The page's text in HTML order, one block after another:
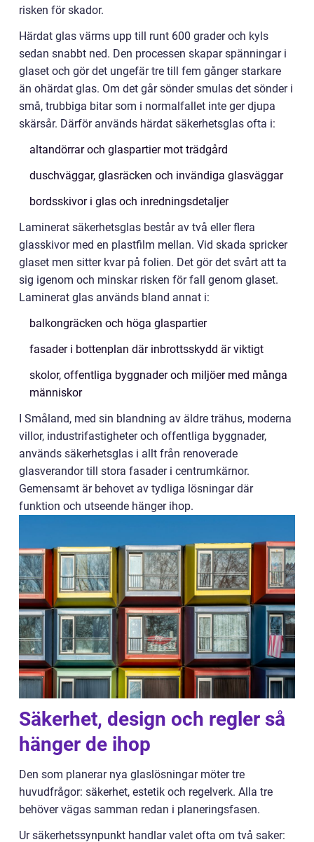
risken för skador.
Härdat glas värms upp till runt 600 grader och kyls
sedan snabbt ned. Den processen skapar spänningar i
glaset och gör det ungefär tre till fem gånger starkare
än ohärdat glas. Om det går sönder smulas det sönder i
små, trubbiga bitar som i normalfallet inte ger djupa
skärsår. Därför används härdat säkerhetsglas ofta i:
altandörrar och glaspartier mot trädgård
duschväggar, glasräcken och invändiga glasväggar
bordsskivor i glas och inredningsdetaljer
Laminerat säkerhetsglas består av två eller flera
glasskivor med en plastfilm mellan. Vid skada spricker
glaset men sitter kvar på folien. Det gör det svårt att ta
sig igenom och minskar risken för fall genom glaset.
Laminerat glas används bland annat i:
balkongräcken och höga glaspartier
fasader i bottenplan där inbrottsskydd är viktigt
skolor, offentliga byggnader och miljöer med många
människor
I Småland, med sin blandning av äldre trähus, moderna
villor, industrifastigheter och offentliga byggnader,
används säkerhetsglas i allt från renoverade
glasverandor till stora fasader i centrumkärnor.
Gemensamt är behovet av tydliga lösningar där
funktion och utseende hänger ihop.
Säkerhet, design och regler så
hänger de ihop
Den som planerar nya glaslösningar möter tre
huvudfrågor: säkerhet, estetik och regelverk. Alla tre
behöver vägas samman redan i planeringsfasen.
Ur säkerhetssynpunkt handlar valet ofta om två saker: